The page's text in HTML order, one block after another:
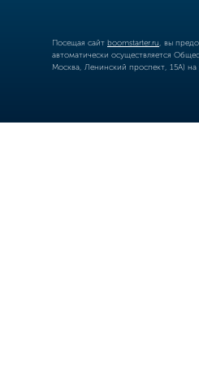
Посещая сайт boomstarter.ru , вы
автоматически осуществляется
Москва, Ленинский проспект, 15А) на